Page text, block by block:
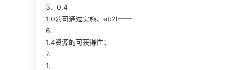
3、0.4
1.0公司通过实施、eb2)——
6.
1.4资源的可获得性；
7.
1.